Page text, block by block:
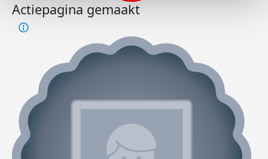
Actiepagina gemaakt